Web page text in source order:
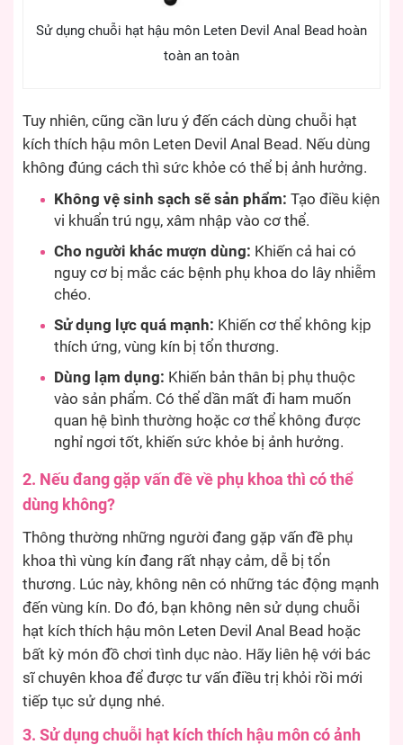
Sử dụng chuỗi hạt hậu môn Leten Devil Anal Bead hoàn
toàn an toàn
Tuy nhiên, cũng cần lưu ý đến cách dùng chuỗi hạt
kích thích hậu môn Leten Devil Anal Bead. Nếu dùng
không đúng cách thì sức khỏe có thể bị ảnh hưởng.
Không vệ sinh sạch sẽ sản phẩm: Tạo điều kiện
vi khuẩn trú ngụ, xâm nhập vào cơ thể.
Cho người khác mượn dùng: Khiến cả hai có
nguy cơ bị mắc các bệnh phụ khoa do lây nhiễm
chéo.
Sử dụng lực quá mạnh: Khiến cơ thể không kịp
thích ứng, vùng kín bị tổn thương.
Dùng lạm dụng: Khiến bản thân bị phụ thuộc
vào sản phẩm. Có thể dần mất đi ham muốn
quan hệ bình thường hoặc cơ thể không được
nghỉ ngơi tốt, khiến sức khỏe bị ảnh hưởng.
2. Nếu đang gặp vấn đề về phụ khoa thì có thể
dùng không?
Thông thường những người đang gặp vấn đề phụ
khoa thì vùng kín đang rất nhạy cảm, dễ bị tổn
thương. Lúc này, không nên có những tác động mạnh
đến vùng kín. Do đó, bạn không nên sử dụng chuỗi
hạt kích thích hậu môn Leten Devil Anal Bead hoặc
bất kỳ món đồ chơi tình dục nào. Hãy liên hệ với bác
sĩ chuyên khoa để được tư vấn điều trị khỏi rồi mới
tiếp tục sử dụng nhé.
3. Sử dụng chuỗi hạt kích thích hậu môn có ảnh